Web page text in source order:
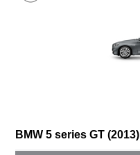
BMW 5 series GT (2013)